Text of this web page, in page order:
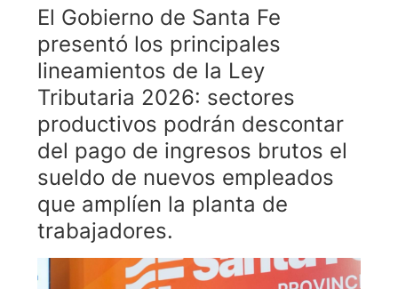
El Gobierno de Santa Fe
presentó los principales
lineamientos de la Ley
Tributaria 2026: sectores
productivos podrán descontar
del pago de ingresos brutos el
sueldo de nuevos empleados
que amplíen la planta de
trabajadores.